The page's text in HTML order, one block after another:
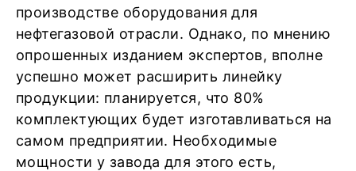
производстве оборудования для
нефтегазовой отрасли. Однако, по мнению
опрошенных изданием экспертов, вполне
успешно может расширить линейку
продукции: планируется, что 80%
комплектующих будет изготавливаться на
самом предприятии. Необходимые
мощности у завода для этого есть,